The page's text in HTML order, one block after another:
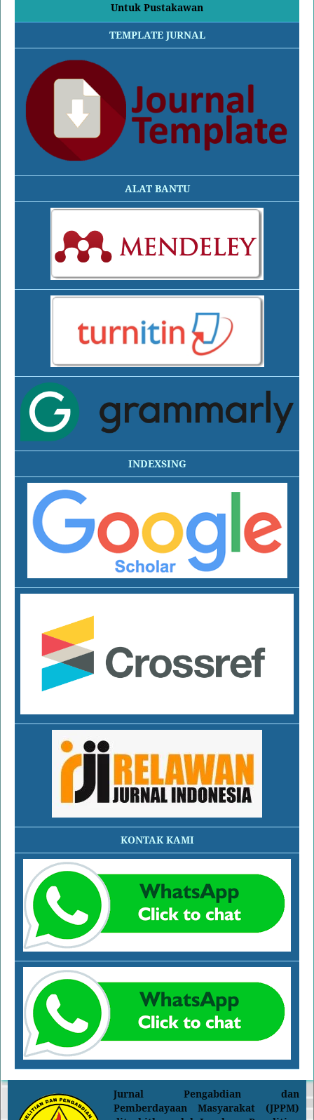
Untuk Pustakawan
TEMPLATE JURNAL
ALAT BANTU
INDEXSING
KONTAK KAMI
Jurnal Pengabdian dan
Pemberdayaan Masyarakat (JPPM)